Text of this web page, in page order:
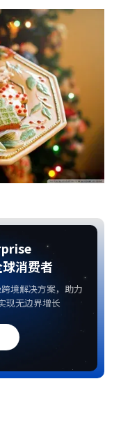
消费者
境解决方案，助力
现无边界增长